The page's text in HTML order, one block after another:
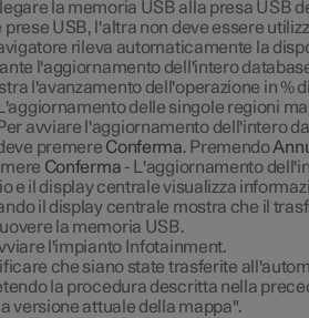
la memoria USB alla presa USB
prese USB, l'altra non deve essere
rileva automaticamente la
l'aggiornamento dell'intero
l'avanzamento dell'operazione in %
delle singole regioni
avviare l'aggiornamento dell'intero
premere Conferma. Premendo
Conferma - L'aggiornamento
e il display centrale visualizza
il display centrale mostra che il
la memoria USB.
l'impianto Infotainment.
che siano state trasferite
la procedura descritta nella
versione attuale della mappa".